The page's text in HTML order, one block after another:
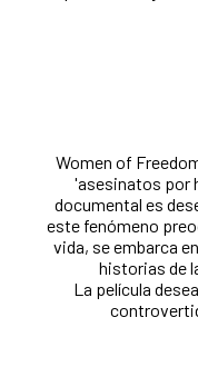
Women of
'asesinatos por
documental es
este fenómeno
vida, se embarca
historias de
La película